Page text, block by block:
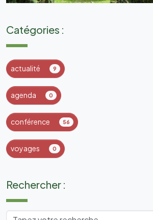
Rechercher :
Catégories :
actualité 9
agenda 0
conférence 56
voyages 0